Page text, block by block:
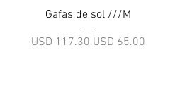
Vista rápida
Gafas de sol ///M
Precio
USD 117.30 Precio de oferta
USD 65.00